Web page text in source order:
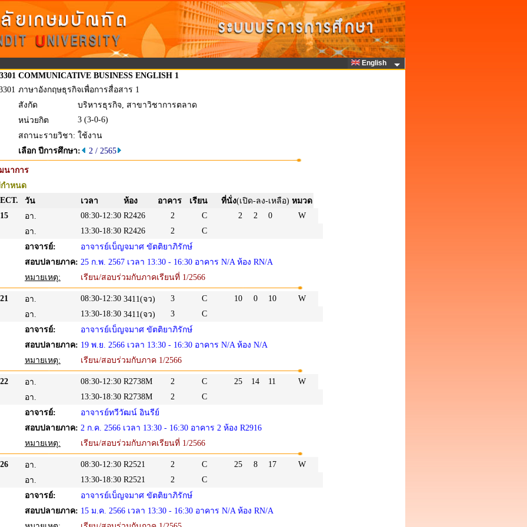
English
COMMUNICATIVE BUSINESS ENGLISH 1
ภาษาอังกฤษธุรกิจเพื่อการสื่อสาร 1
สังกัด
บริหารธุรกิจ, สาขาวิชาการตลาด
หน่วยกิต
3 (3-0-6)
สถานะรายวิชา: ใช้งาน
เลือก ปีการศึกษา:
2 / 2565
นาการ
ำหนด
วัน เวลา ห้อง อาคาร เรียน ที่นั่ง(เปิด-ลง-เหลือ) หมวด
อา. 08:30-12:30 R2426 2 C 2 2 0
W
อา.
13:30-18:30 R2426 2
C
อาจารย์:
อาจารย์เบ็ญจมาศ ขัตติยาภิรักษ์
สอบปลายภาค: 25 ก.พ. 2567 เวลา 13:30 - 16:30 อาคาร N/A ห้อง RN/A
หมายเหตุ:
เรียน/สอบร่วมกับภาคเรียนที่ 1/2566
อา. 08:30-12:30 3411(จว) 3 C 10 0 10
W
อา.
13:30-18:30 3411(จว) 3
C
อาจารย์:
อาจารย์เบ็ญจมาศ ขัตติยาภิรักษ์
สอบปลายภาค: 19 พ.ย. 2566 เวลา 13:30 - 16:30 อาคาร N/A ห้อง N/A
หมายเหตุ:
เรียน/สอบร่วมกับภาค 1/2566
อา. 08:30-12:30 R2738M 2 C 25 14 11
W
อา.
13:30-18:30 R2738M 2
C
อาจารย์:
อาจารย์ทวีวัฒน์ อินรีย์
สอบปลายภาค: 2 ก.ค. 2566 เวลา 13:30 - 16:30 อาคาร 2 ห้อง R2916
หมายเหตุ:
เรียน/สอบร่วมกับภาคเรียนที่ 1/2566
อา. 08:30-12:30 R2521 2 C 25 8 17
W
อา.
13:30-18:30 R2521 2
C
อาจารย์:
อาจารย์เบ็ญจมาศ ขัตติยาภิรักษ์
สอบปลายภาค: 15 ม.ค. 2566 เวลา 13:30 - 16:30 อาคาร N/A ห้อง RN/A